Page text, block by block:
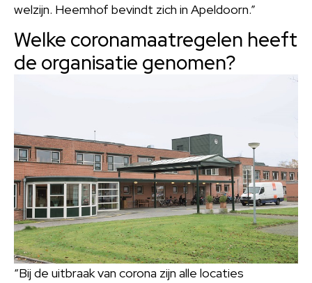
welzijn. Heemhof bevindt zich in Apeldoorn.”
Welke coronamaatregelen heeft
de organisatie genomen?
“Bij de uitbraak van corona zijn alle locaties